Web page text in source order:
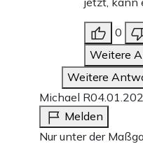
0
Weitere
Weitere
Michael R
Melden
Nur unter der